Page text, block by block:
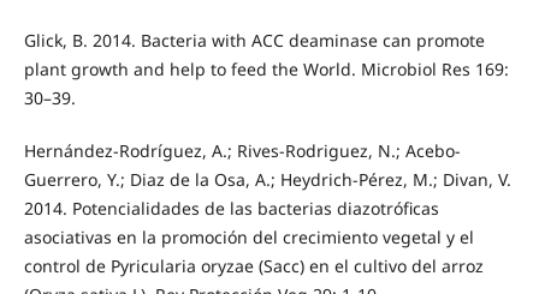
Glick, B. 2014. Bacteria with ACC deaminase can promote
plant growth and help to feed the World. Microbiol Res 169:
30–39.
Hernández-Rodríguez, A.; Rives-Rodriguez, N.; Acebo-
Guerrero, Y.; Diaz de la Osa, A.; Heydrich-Pérez, M.; Divan, V.
2014. Potencialidades de las bacterias diazotróficas
asociativas en la promoción del crecimiento vegetal y el
control de Pyricularia oryzae (Sacc) en el cultivo del arroz